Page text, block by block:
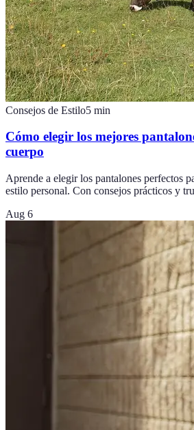
Consejos de Estilo5 min
Cómo elegir los mejores
cuerpo
Aprende a elegir los pantalones perfectos
estilo personal. Con consejos prácticos y
Aug 6